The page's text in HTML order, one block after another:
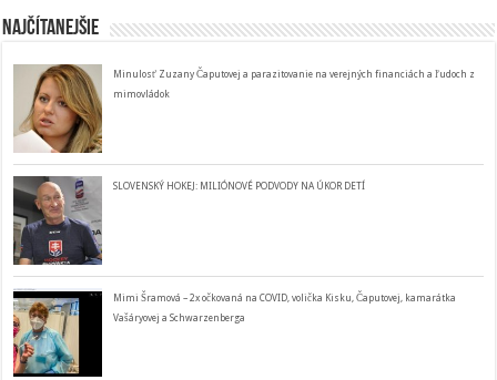
Najčítanejšie
Minulosť Zuzany Čaputovej a parazitovanie na verejných financiách a ľudoch z
mimovládok
SLOVENSKÝ HOKEJ: MILIÓNOVÉ PODVODY NA ÚKOR DETÍ
Mimi Šramová – 2x očkovaná na COVID, volička Kisku, Čaputovej, kamarátka
Vašáryovej a Schwarzenberga